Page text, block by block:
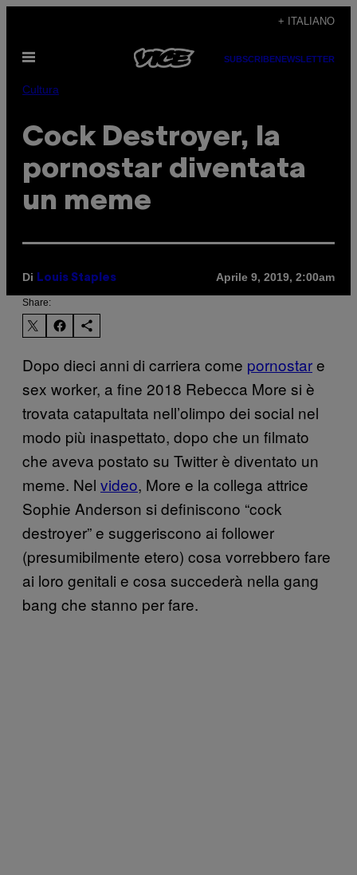
contenuto
+ ITALIANO
Apri
SUBSCRIBENEWSLETTER
Cultura
Cock Destroyer, la
pornostar diventata
un meme
Di Louis Staples Aprile 9, 2019, 2:00am
Share:
Dopo dieci anni di carriera come pornostare
sex worker, a fine 2018 Rebecca More si è
trovata catapultata nell’olimpo dei social nel
modo più inaspettato, dopo che un filmato
che aveva postato su Twitter è diventato un
meme. Nel video, More e la collega attrice
Sophie Anderson si definiscono “cock
destroyer” e suggeriscono ai follower
(presumibilmente etero) cosa vorrebbero fare
ai loro genitali e cosa succederà nella gang
bang che stanno per fare.